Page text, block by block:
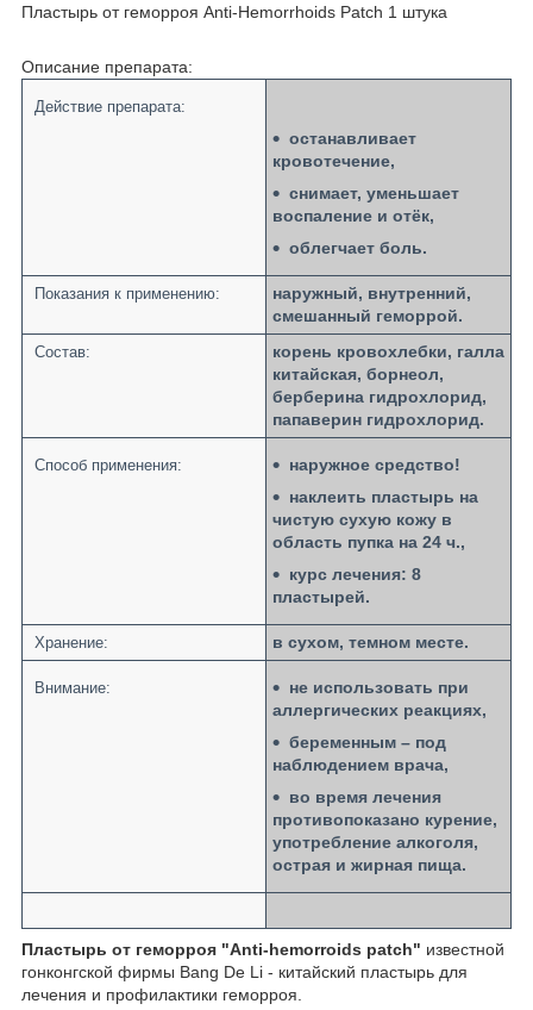
Пластырь от геморроя Anti-Hemorrhoids Patch 1 штука
Описание препарата:
Действие препарата:
останавливает
кровотечение,
снимает, уменьшает
воспаление и отёк,
облегчает боль.
Показания к применению:
наружный, внутренний,
смешанный геморрой.
Состав:
корень кровохлебки, галла
китайская, борнеол,
берберина гидрохлорид,
папаверин гидрохлорид.
Способ применения:
наружное средство!
наклеить пластырь на
чистую сухую кожу в
область пупка на 24 ч.,
курс лечения: 8
пластырей.
Хранение: в сухом, темном месте.
Внимание:
не использовать при
аллергических реакциях,
беременным – под
наблюдением врача,
во время лечения
противопоказано курение,
употребление алкоголя,
острая и жирная пища.
Пластырь от геморроя "Anti-hemorroids patch" известной
гонконгской фирмы Bang De Li - китайский пластырь для
лечения и профилактики геморроя.